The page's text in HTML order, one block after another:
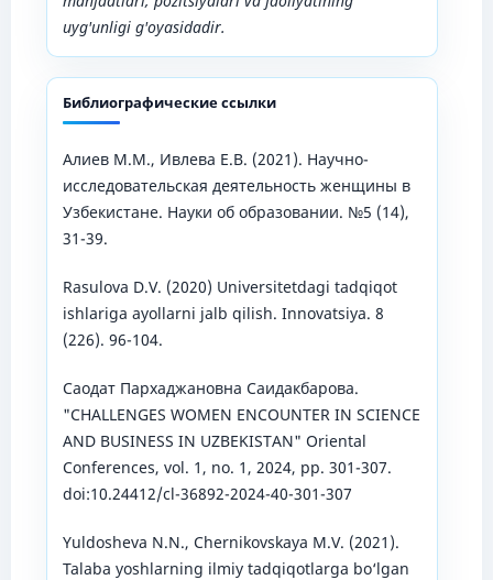
uyg'unligi g'oyasidadir.
Библиографические ссылки
Алиев М.М., Ивлева Е.В. (2021). Научно-
исследовательская деятельность женщины в
Узбекистане. Науки об образовании. №5 (14),
31-39.
Rasulova D.V. (2020) Universitetdagi tadqiqot
ishlariga ayollarni jalb qilish. Innovatsiya. 8
(226). 96-104.
Саодат Пархаджановна Саидакбарова.
"CHALLENGES WOMEN ENCOUNTER IN SCIENCE
AND BUSINESS IN UZBEKISTAN" Oriental
Conferences, vol. 1, no. 1, 2024, pp. 301-307.
doi:10.24412/cl-36892-2024-40-301-307
Yuldosheva N.N., Chernikovskaya M.V. (2021).
Talaba yoshlarning ilmiy tadqiqotlarga bo‘lgan